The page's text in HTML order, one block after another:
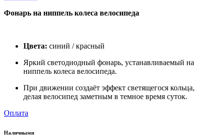
Фонарь на ниппель колеса велосипеда
Цвета: синий / красный
Яркий светодиодный фонарь, устанавливаемый на
ниппель колеса велосипеда.
При движении создаёт эффект светящегося кольца,
делая велосипед заметным в темное время суток.
Оплата
Наличными